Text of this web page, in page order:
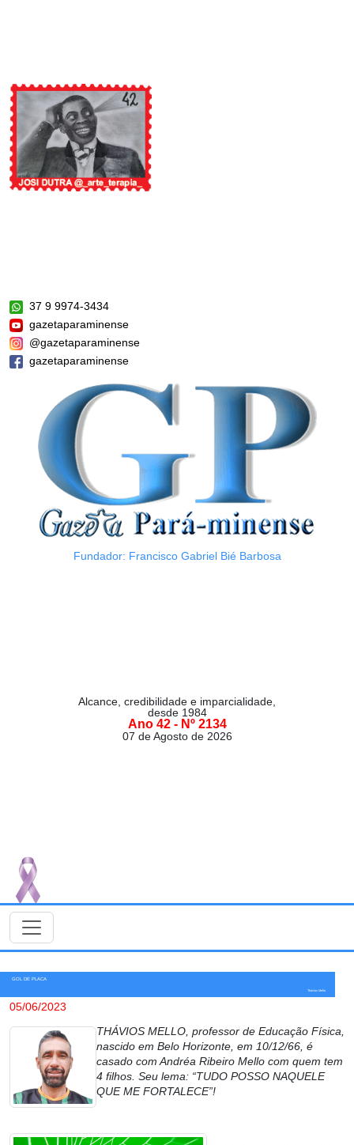
37 9 9974-3434
gazetaparaminense
@gazetaparaminense
gazetaparaminense
Fundador: Francisco Gabriel Bié Barbosa
Alcance, credibilidade e imparcialidade,
desde 1984
Ano 42 - Nº 2134
07 de Agosto de 2026
GOL DE PLACA
Thávios Mello
05/06/2023
THÁVIOS MELLO, professor de Educação Física,
nascido em Belo Horizonte, em 10/12/66, é
casado com Andréa Ribeiro Mello com quem tem
4 filhos. Seu lema: “TUDO POSSO NAQUELE
QUE ME FORTALECE”!